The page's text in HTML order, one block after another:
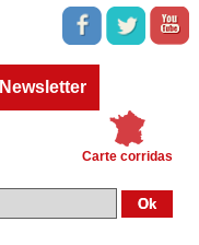
Newsletter
Carte corridas